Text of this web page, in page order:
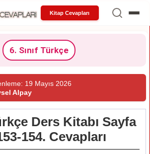
Kitap Cevapları
6. Sınıf Türkçe
19 Mayıs 2026
Alpay
Ders Kitabı Sayfa
154. Cevapları